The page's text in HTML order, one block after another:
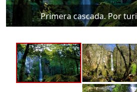
Primera cascada. Por